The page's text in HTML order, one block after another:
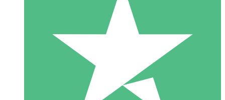
Pacotes de Créditos Individuais
Pague conforme o uso com créditos de download. Sem
1000